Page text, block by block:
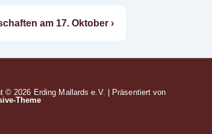
am 17. Oktober ›
© 2026 Erding Mallards e.V.
| Präsentiert von
Theme